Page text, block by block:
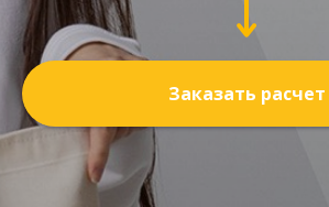
Заказать расчет